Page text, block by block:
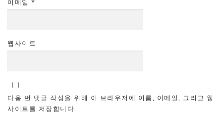
이메일 *
웹사이트
다음 번 댓글 작성을 위해 이 브라우저에 이름, 이메일, 그리고 웹
사이트를 저장합니다.